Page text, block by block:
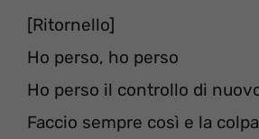
[Ritornello]
Ho perso, ho perso
Ho perso il controllo di
Faccio sempre così e la